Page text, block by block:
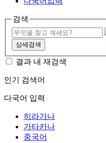
검색
상세검색
결과 내 재검색
인기 검색어
다국어 입력
히라가나
가타카나
중국어